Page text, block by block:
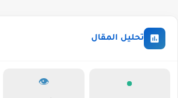
تحليل المقال
👁️